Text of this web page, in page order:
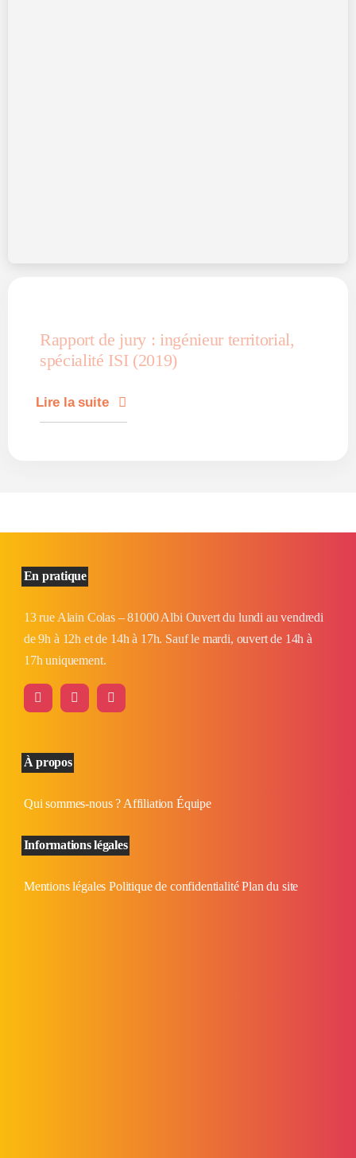
Rapport de jury : ingénieur territorial,
spécialité ISI (2019)
Lire la suite
En pratique
13 rue Alain Colas – 81000 Albi Ouvert du lundi au vendredi
de 9h à 12h et de 14h à 17h. Sauf le mardi, ouvert de 14h à
17h uniquement.
À propos
Qui sommes-nous ?Affiliation Équipe
Informations légales
Mentions légales Politique de confidentialité Plan du site